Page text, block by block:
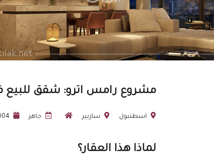
مشروع رامس اترو: شقق
اسطنبول ساريير جاهز
لماذا هذا العقار؟